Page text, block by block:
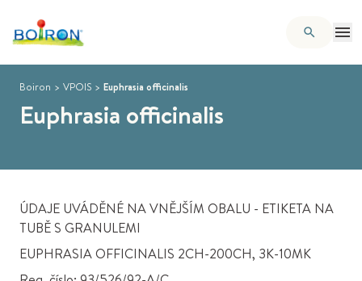
Boiron > VPOIS > Euphrasia officinalis
Euphrasia officinalis
ÚDAJE UVÁDĚNÉ NA VNĚJŠÍM OBALU - ETIKETA NA
TUBĚ S GRANULEMI
EUPHRASIA OFFICINALIS 2CH-200CH, 3K-10MK